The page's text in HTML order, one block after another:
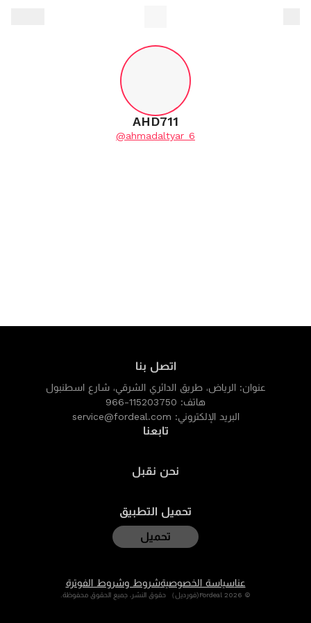
AHD711
@ahmadaltyar_6
اتصل بنا
عنوان: الرياض، طريق الدائري الشرقي، شارع اسطنبول
هاتف: 966-115203750
البريد الإلكتروني: service@fordeal.com
تابعنا
نحن نقبل
تحميل التطبيق
تحميل
عناسياسة الخصوصيةشروط وشروط الفوترة
© 2026 Fordeal(فورديل） حقوق النشر، جميع الحقوق محفوظة.